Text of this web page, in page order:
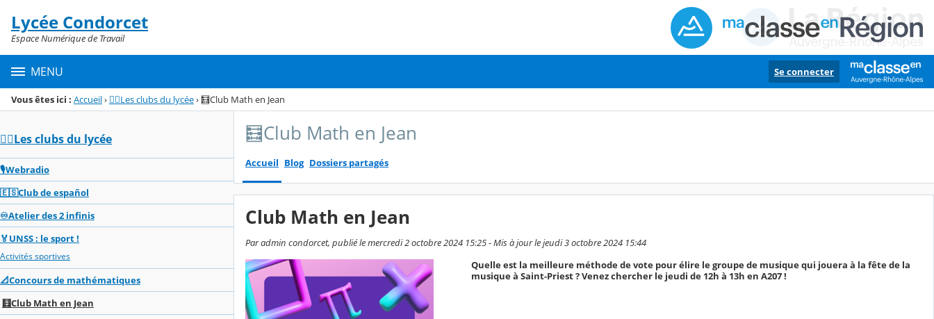
Menu de la rubrique
Contenu
Lycée Condorcet
Espace Numérique de Travail
MENU Se connecter
Vous êtes ici : Accueil› 🏌️‍♂️Les clubs du lycée›🧮Club Math en Jean
🏌️‍♂️Les clubs du lycée
🎙️Webradio
🇪🇸Club de español
♾️Atelier des 2 infinis
🏅UNSS : le sport !
Activités sportives
📐Concours de mathématiques
🧮Club Math en Jean
🧮Club Math en Jean
Accueil Blog Dossiers partagés
Club Math en Jean
Par admin condorcet, publié le mercredi 2 octobre 2024 15:25 - Mis à jour le jeudi 3 octobre 2024 15:44
Quelle est la meilleure méthode de vote pour élire le groupe de musique qui jouera à la fête de la
musique à Saint-Priest ? Venez chercher le jeudi de 12h à 13h en A207 !